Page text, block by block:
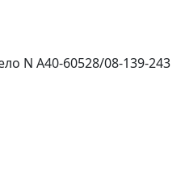
N А40-60528/08-139-243